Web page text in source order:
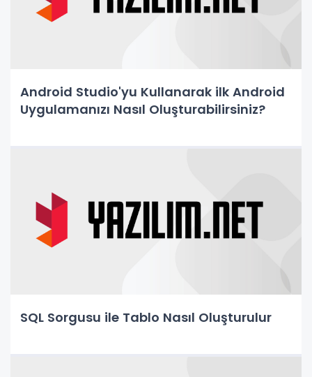
Android Studio'yu Kullanarak ilk Android
Uygulamanızı Nasıl Oluşturabilirsiniz?
SQL Sorgusu ile Tablo Nasıl Oluşturulur